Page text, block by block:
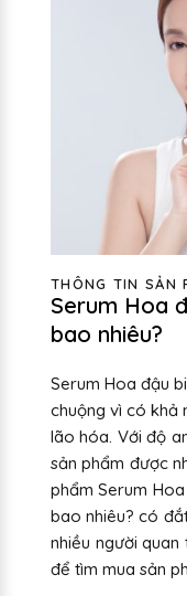
THÔNG TIN SẢN
Serum Hoa
bao nhiêu?
Serum Hoa đậu
chuộng vì có khả
lão hóa. Với độ
sản phẩm được
phẩm Serum
bao nhiêu? có
nhiều người
để tìm mua sản